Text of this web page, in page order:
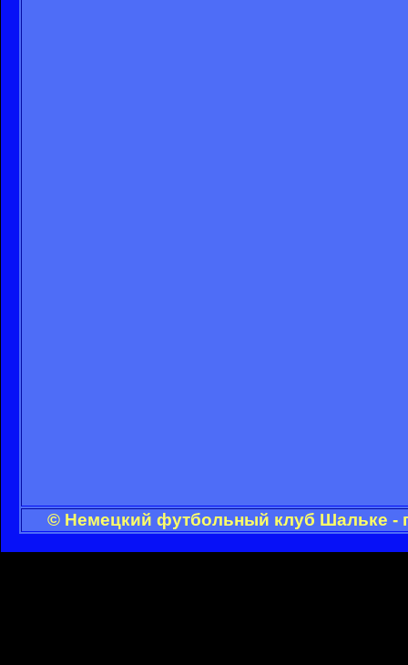
© Немецкий футбольный клуб Шальке -